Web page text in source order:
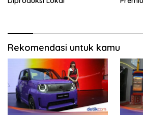
Rekomendasi untuk kamu